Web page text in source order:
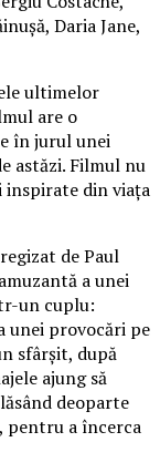
Daria Jane,
ultimelor
are o
în jurul unei
astăzi. Filmul nu
din viața
de Paul
a unei
un cuplu:
unei provocări pe
sfârșit, după
ajung să
deoparte
pentru a încerca